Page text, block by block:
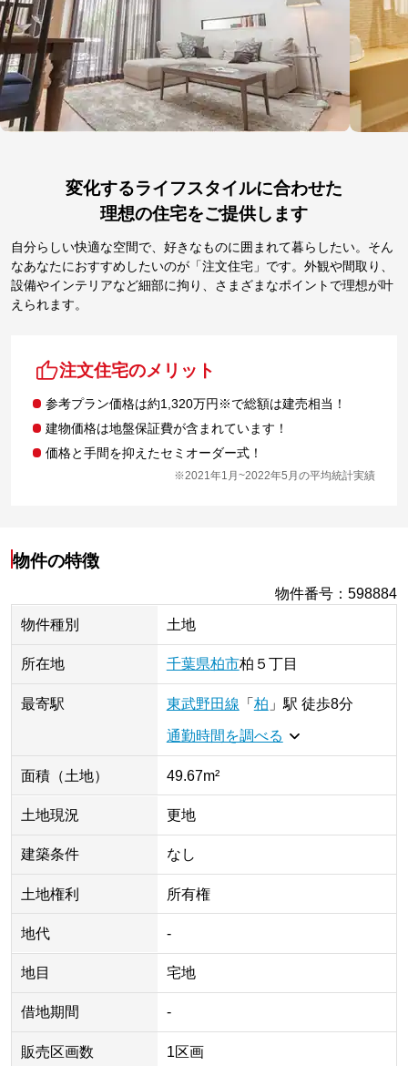
変化するライフスタイルに合わせた
理想の住宅をご提供します
自分らしい快適な空間で、好きなものに囲まれて暮らしたい。そん
なあなたにおすすめしたいのが「注文住宅」です。外観や間取り、
設備やインテリアなど細部に拘り、さまざまなポイントで理想が叶
えられます。
注文住宅のメリット
参考プラン価格は約1,320万円※で総額は建売相当！
建物価格は地盤保証費が含まれています！
価格と手間を抑えたセミオーダー式！
※2021年1月~2022年5月の平均統計実績
物件の特徴
物件番号 ：598884
物件種別
土地
所在地 千葉県柏市柏 ５丁目
最寄駅 東武野田線 「 柏 」 駅 徒歩8分
通勤時間を調べる
面積（土地） 49.67m²
土地現況 更地
建築条件 なし
土地権利 所有権
地代 -
地目 宅地
借地期間 -
販売区画数 1区画